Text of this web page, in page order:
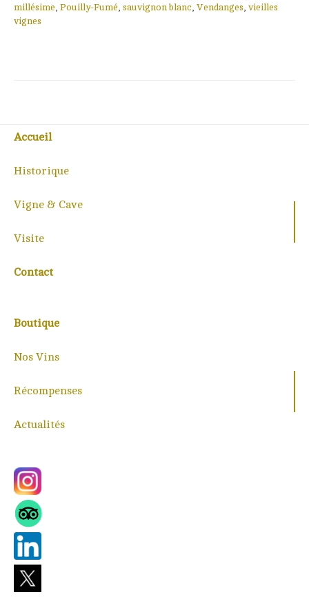
millésime, Pouilly-Fumé, sauvignon blanc, Vendanges, vieilles
vignes
Accueil
Historique
Vigne & Cave
Visite
Contact
Boutique
Nos Vins
Récompenses
Actualités